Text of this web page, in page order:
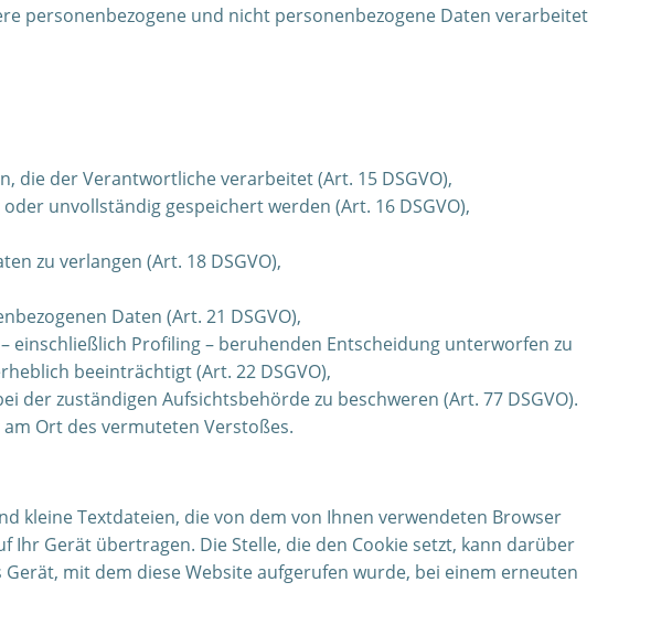
personenbezogene und nicht personenbezogene Daten verarbeitet
die der Verantwortliche verarbeitet (Art. 15 DSGVO),
unvollständig gespeichert werden (Art. 16 DSGVO),
zu verlangen (Art. 18 DSGVO),
Daten (Art. 21 DSGVO),
Profiling – beruhenden Entscheidung unterworfen zu
beeinträchtigt (Art. 22 DSGVO),
der zuständigen Aufsichtsbehörde zu beschweren (Art. 77 DSGVO).
Ort des vermuteten Verstoßes.
kleine Textdateien, die von dem von Ihnen verwendeten Browser
Gerät übertragen. Die Stelle, die den Cookie setzt, kann darüber
mit dem diese Website aufgerufen wurde, bei einem erneuten